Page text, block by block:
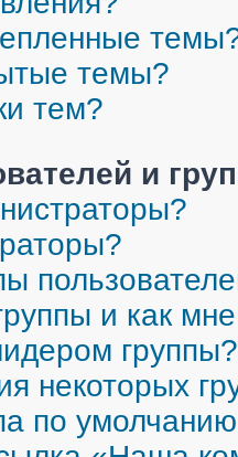
темы?
тем?
и
и как
группы?
некоторых
по